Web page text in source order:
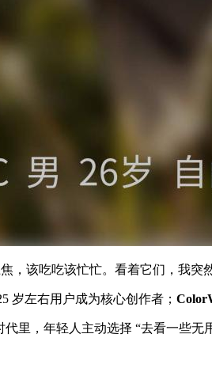
，该吃吃该忙忙。看着它们，我突
岁左右用户成为核心创作者；
代里，年轻人主动选择 “去看一些